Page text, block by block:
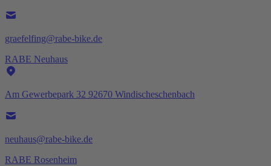
graefelfing@rabe-bike.de
RABE Neuhaus
Am Gewerbepark 32 92670 Windischeschenbach
neuhaus@rabe-bike.de
RABE Rosenheim